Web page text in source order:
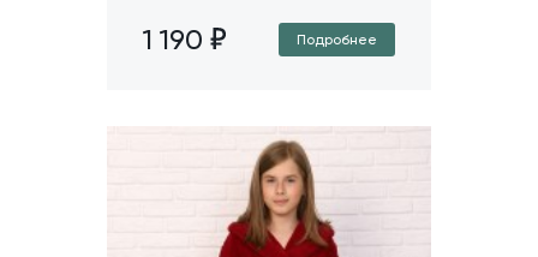
1 190 Подробнее